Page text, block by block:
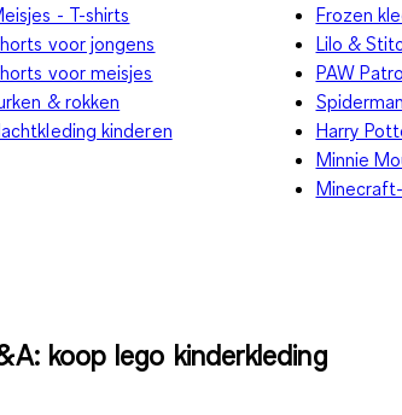
- T-shirts
voor jongens
voor meisjes
& rokken
kinderen
Frozen
Lilo &
PAW
Harry
Minnie
koop lego kinderkleding